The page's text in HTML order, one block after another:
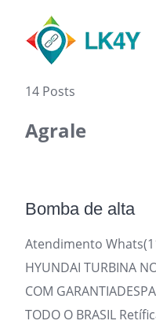
content
14 Posts
Agrale
Bomba de alta
Atendimento
HYUNDAI TURBINA
COM
TODO O BRASIL